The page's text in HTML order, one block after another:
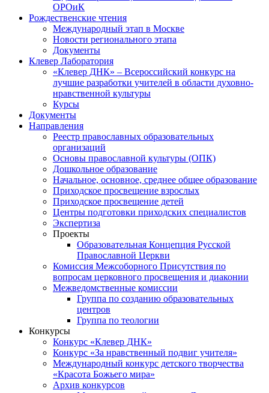
ОРОиК
Рождественские чтения
Международный этап в Москве
Новости регионального этапа
Документы
Клевер Лаборатория
«Клевер ДНК» – Всероссийский конкурс на
лучшие разработки учителей в области духовно-
нравственной культуры
Курсы
Документы
Направления
Реестр православных образовательных
организаций
Основы православной культуры (ОПК)
Дошкольное образование
Начальное, основное, среднее общее образование
Приходское просвещение взрослых
Приходское просвещение детей
Центры подготовки приходских специалистов
Экспертиза
Проекты
Образовательная Концепция Русской
Православной Церкви
Комиссия Межсоборного Присутствия по
вопросам церковного просвещения и диаконии
Межведомственные комиссии
Группа по созданию образовательных
центров
Группа по теологии
Конкурсы
Конкурс «Клевер ДНК»
Конкурс «За нравственный подвиг учителя»
Международный конкурс детского творчества
«Красота Божьего мира»
Архив конкурсов